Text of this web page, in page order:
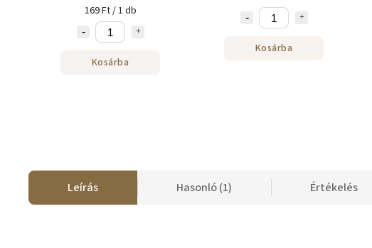
169 Ft / 1 db
Kosárba
Kosárba
Leírás Hasonló (1) Értékelés